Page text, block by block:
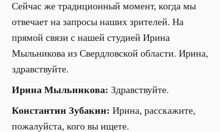
Сейчас же традиционный момент, когда мы
отвечает на запросы наших зрителей. На
прямой связи с нашей студией Ирина
Мыльникова из Свердловской области. Ирина,
здравствуйте.
Ирина Мыльникова: Здравствуйте.
Константин Зубакин: Ирина, расскажите,
пожалуйста, кого вы ищете.